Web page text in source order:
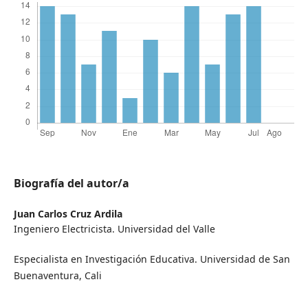
Biografía del autor/a
Juan Carlos Cruz Ardila
Ingeniero Electricista. Universidad del Valle
Especialista en Investigación Educativa. Universidad de San
Buenaventura, Cali